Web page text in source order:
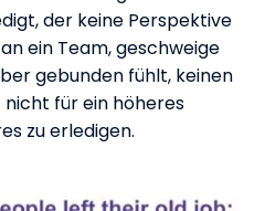
der keine Perspektive
ein Team, geschweige
gebunden fühlt, keinen
für ein höheres
zu erledigen.